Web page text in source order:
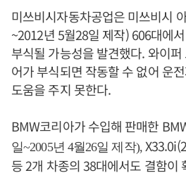
미쓰비시자동차공업은 미쓰비시
~2012년 5월28일 제작) 606대에
부식될 가능성을 발견했다. 와이
어가 부식되면 작동할 수 없어 운
도움을 주지 못한다.
BMW코리아가 수입해 판매한
일~2005년 4월26일 제작),
등 2개 차종의 38대에서도 결함이